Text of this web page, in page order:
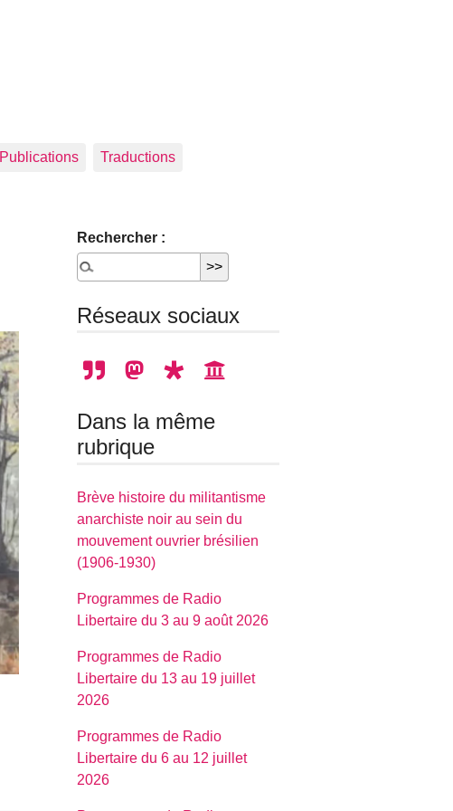
Traductions
Rechercher :
Réseaux sociaux
Dans la même
rubrique
Brève histoire du militantisme
anarchiste noir au sein du
mouvement ouvrier brésilien
(1906-1930)
Programmes de Radio
Libertaire du 3 au 9 août 2026
Programmes de Radio
Libertaire du 13 au 19 juillet
2026
Programmes de Radio
Libertaire du 6 au 12 juillet
2026